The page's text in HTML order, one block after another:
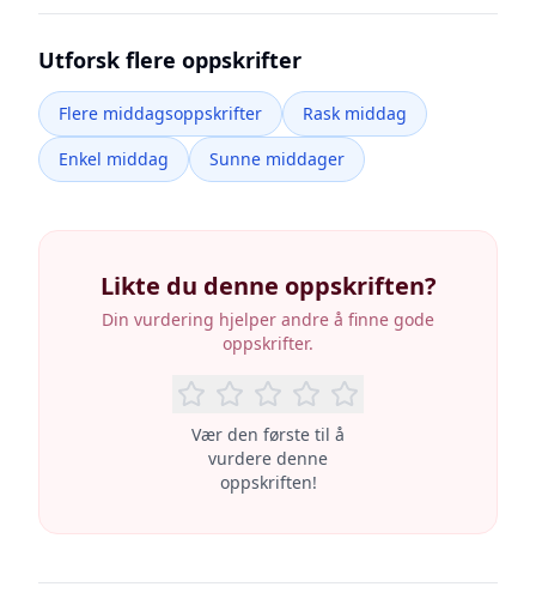
Utforsk flere oppskrifter
Flere middagsoppskrifter
Rask middag
Enkel middag
Sunne middager
Likte du denne oppskriften?
Din vurdering hjelper andre å finne gode
oppskrifter.
Vær den første til å
vurdere denne
oppskriften!